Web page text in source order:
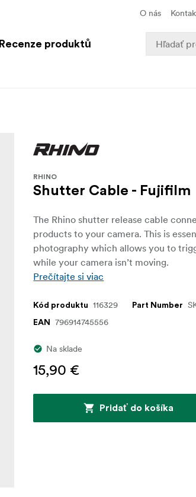
O nás
Recenze produktů
RHINO
Shutter Cable - Fujifilm
The Rhino shutter release cable
products to your camera. This is
photography which allows you to
while your camera isn’t moving.
Prečítajte si viac
Kód produktu 116329 Part Number
EAN 796914745556
Na sklade
15,90 €
Pridať do košíka